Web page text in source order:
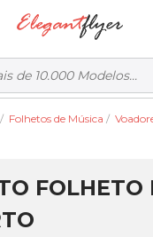
/ Folhetos de Música /
FOLHETO